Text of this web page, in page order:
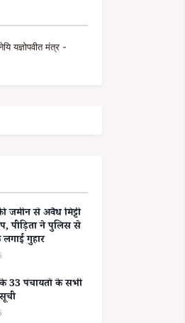
यज्ञोपवीत मंत्र -
जमीन से अवैध मिट्टी
पीड़िता ने पुलिस से
गुहार
के 33 पंचायतों के सभी